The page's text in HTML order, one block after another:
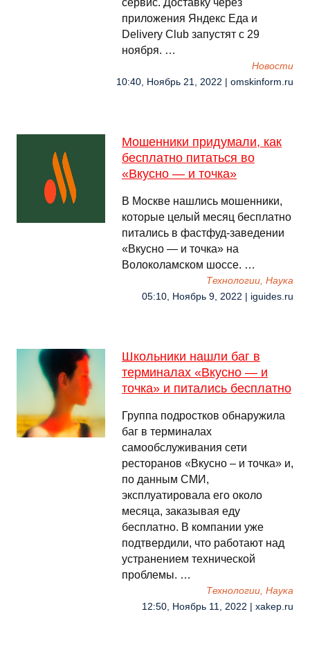
сервис. Доставку через
приложения Яндекс Еда и
Delivery Club запустят с 29
ноября. …
Новости
10:40, Ноябрь 21, 2022 | omskinform.ru
Мошенники придумали, как
бесплатно питаться во
«Вкусно — и точка»
В Москве нашлись мошенники,
которые целый месяц бесплатно
питались в фастфуд-заведении
«Вкусно — и точка» на
Волоколамском шоссе. …
Технологии, Наука
05:10, Ноябрь 9, 2022 | iguides.ru
Школьники нашли баг в
терминалах «Вкусно — и
точка» и питались бесплатно
Группа подростков обнаружила
баг в терминалах
самообслуживания сети
ресторанов «Вкусно – и точка» и,
по данным СМИ,
эксплуатировала его около
месяца, заказывая еду
бесплатно. В компании уже
подтвердили, что работают над
устранением технической
проблемы. …
Технологии, Наука
12:50, Ноябрь 11, 2022 | xakep.ru